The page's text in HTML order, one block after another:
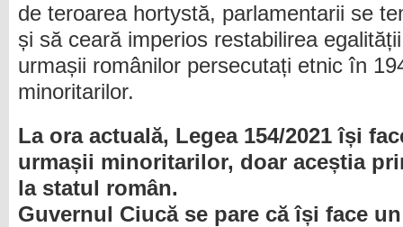
de teroarea hortystă, parlamentarii se
și să ceară imperios restabilirea
urmașii românilor persecutați etnic în
minoritarilor.
La ora actuală, Legea 154/2021 își
urmașii minoritarilor, doar aceștia
la statul român.
Guvernul Ciucă se pare că își face